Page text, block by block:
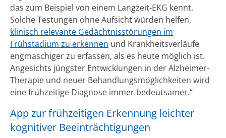
das zum Beispiel von einem Langzeit-EKG kennt.
Solche Testungen ohne Aufsicht würden helfen,
klinisch relevante Gedächtnisstörungen im
Frühstadium zu erkennen und Krankheitsverläufe
engmaschiger zu erfassen, als es heute möglich ist.
Angesichts jüngster Entwicklungen in der Alzheimer-
Therapie und neuer Behandlungsmöglichkeiten wird
eine frühzeitige Diagnose immer bedeutsamer.“
App zur frühzeitigen Erkennung leichter
kognitiver Beeinträchtigungen